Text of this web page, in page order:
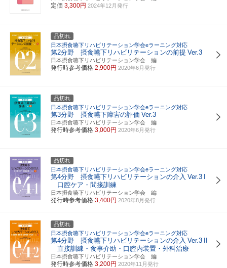
定価 3,300円 2024年12月発行
品切れ
日本摂食嚥下リハビリテーション学会eラーニング対応
第2分野 摂食嚥下リハビリテーションの前提 Ver.3
日本摂食嚥下リハビリテーション学会 編
発行時参考価格 2,900円 2020年6月発行
品切れ
日本摂食嚥下リハビリテーション学会eラーニング対応
第3分野 摂食嚥下障害の評価 Ver.3
日本摂食嚥下リハビリテーション学会 編
発行時参考価格 3,000円 2020年6月発行
品切れ
日本摂食嚥下リハビリテーション学会eラーニング対応
第4分野 摂食嚥下リハビリテーションの介入 Ver.3
口腔ケア・間接訓練
日本摂食嚥下リハビリテーション学会 編
発行時参考価格 3,400円 2020年8月発行
品切れ
日本摂食嚥下リハビリテーション学会eラーニング対応
第4分野 摂食嚥下リハビリテーションの介入 Ver.3
直接訓練・食事介助・口腔内装置・外科治療
日本摂食嚥下リハビリテーション学会 編
発行時参考価格 3,200円 2020年11月発行